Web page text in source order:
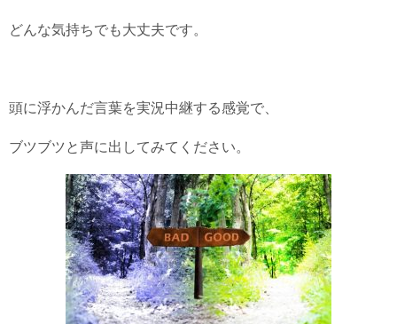
どんな気持ちでも大丈夫です。
頭に浮かんだ言葉を実況中継する感覚で、
ブツブツと声に出してみてください。